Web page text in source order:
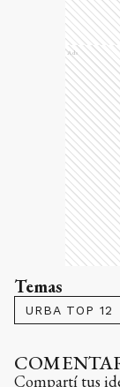
Ads
Temas
URBA TOP 12
Compartí tus